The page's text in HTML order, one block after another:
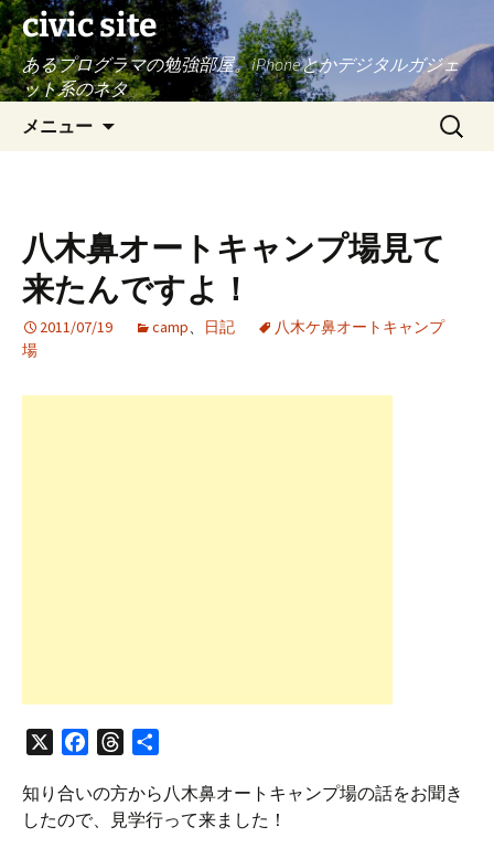
civic site
あるプログラマの勉強部屋。iPhoneとかデジタルガジェ
ット系のネタ
メニュー
へ
キ
検
索:
八木鼻オートキャンプ場見て
来たんですよ！
2011/07/19 camp、 日記
八木ケ鼻オートキャンプ
場
c
e
r
e
知り合いの方から八木鼻オートキャンプ場の話をお聞き
したので、見学行って来ました！